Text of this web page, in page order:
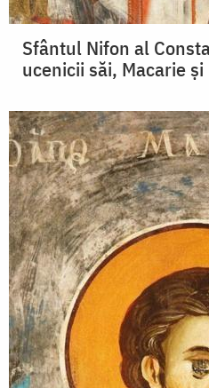
Sfântul Nifon al
ucenicii săi, Macarie